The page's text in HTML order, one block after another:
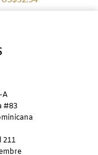
A
#83
211